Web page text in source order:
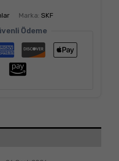
Marka: SKF
Ödeme